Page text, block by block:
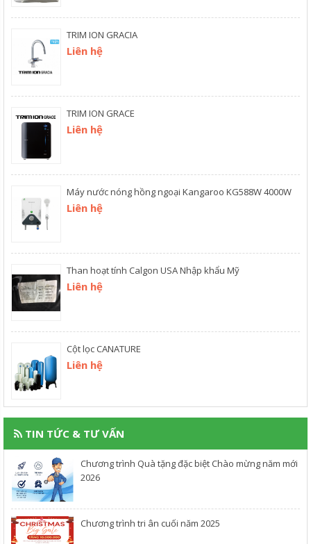
TRIM ION GRACIA
Liên hệ
TRIM ION GRACE
Liên hệ
Máy nước nóng hồng ngoại Kangaroo KG588W 4000W
Liên hệ
Than hoạt tính Calgon USA Nhập khẩu Mỹ
Liên hệ
Cột lọc CANATURE
Liên hệ
TIN TỨC & TƯ VẤN
Chương trình Quà tặng đặc biệt Chào mừng năm mới
2026
Chương trình tri ân cuối năm 2025